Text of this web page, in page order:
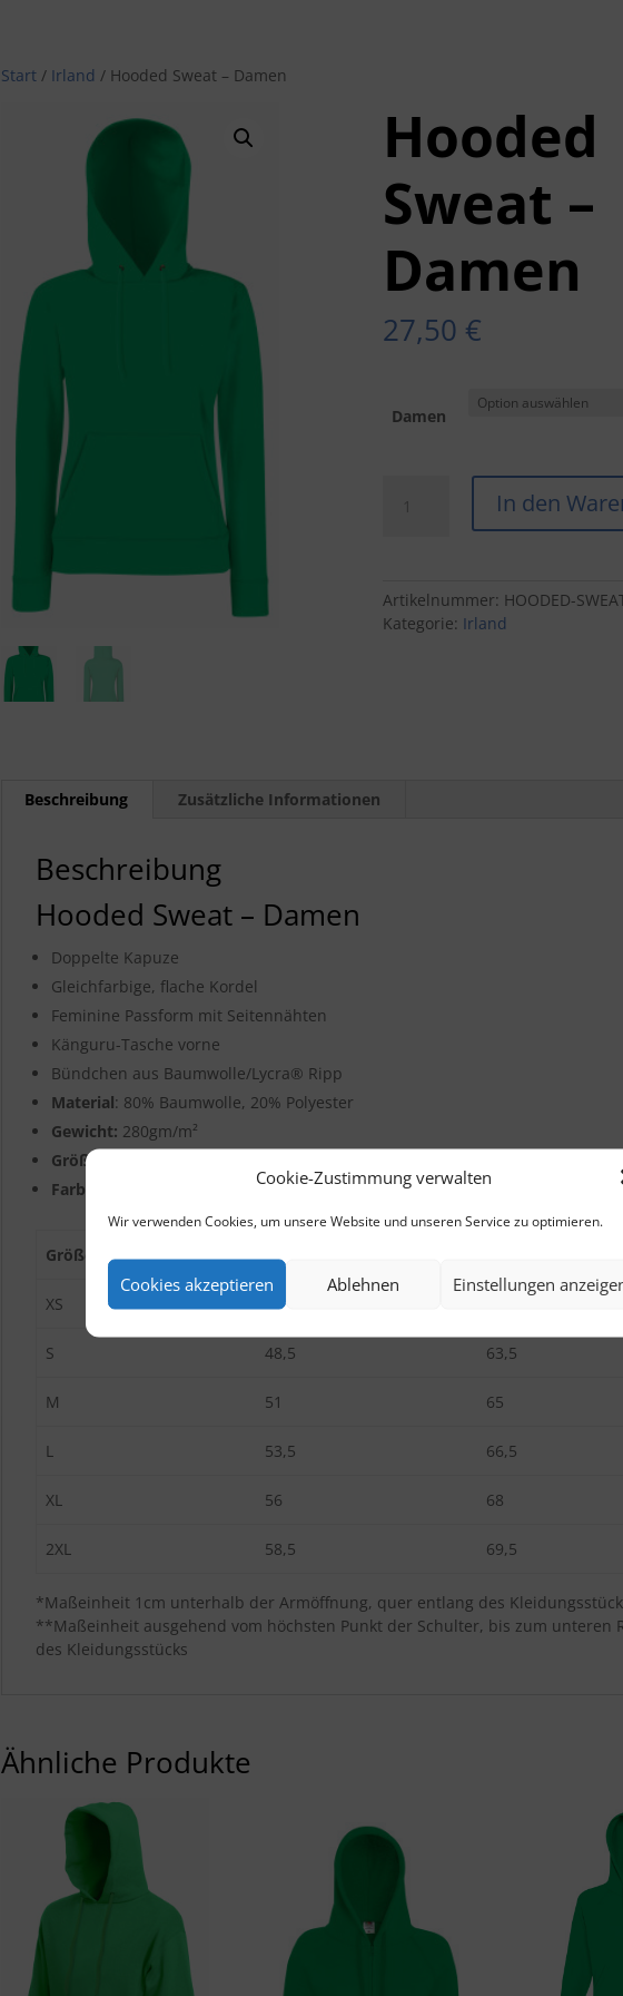
Cookie-Zustimmung verwalten
Wir verwenden Cookies, um unsere Website und unseren Service zu optimieren.
Cookies akzeptieren Ablehnen Einstellungen
Start/ Irland / Hooded Sweat – Damen
Hooded
Sweat –
Damen
27,50 €
Damen
Sweat
In den
Artikelnummer: HOODED-
Kategorie: Irland
Beschreibung Zusätzliche Informationen
Beschreibung
Hooded Sweat – Damen
Doppelte Kapuze
Gleichfarbige, flache Kordel
Feminine Passform mit Seitennähten
Känguru-Tasche vorne
Bündchen aus Baumwolle/Lycra® Ripp
Material: 80% Baumwolle, 20% Polyester
Gewicht: 280gm/m²
Größen:
Farbe: kelly green
Größen Weite*
XS 46
S 48,5 63,5
M 51 65
L 53,5 66,5
XL 56 68
2XL 58,5 69,5
*Maßeinheit 1cm unterhalb der Armöffnung, quer entlang des
**Maßeinheit ausgehend vom höchsten Punkt der Schulter, bis zum unteren
des Kleidungsstücks
Ähnliche Produkte